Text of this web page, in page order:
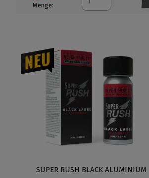
Menge:
SUPER RUSH BLACK ALUMINIUM